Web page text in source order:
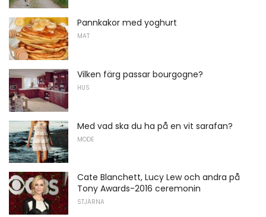
Pannkakor med yoghurt
MAT
Vilken färg passar bourgogne?
HUS
Med vad ska du ha på en vit sarafan?
MODE
Cate Blanchett, Lucy Lew och andra på
Tony Awards-2016 ceremonin
STJÄRNA